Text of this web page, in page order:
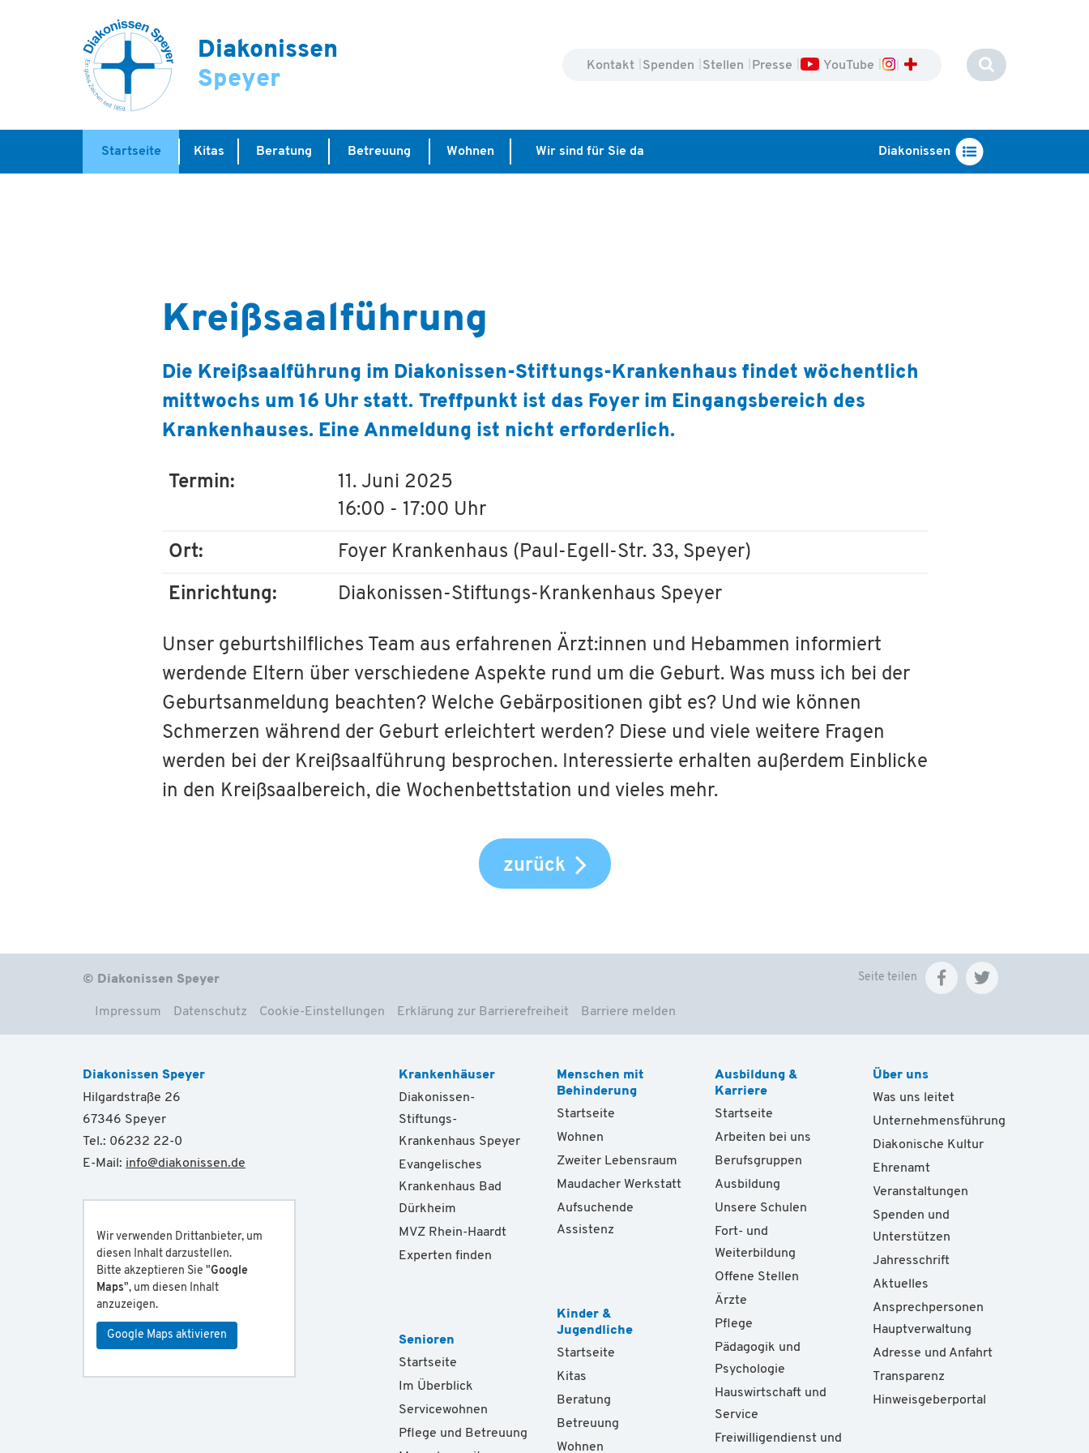
Diakonissen
Speyer
Kontakt Spenden Stellen Presse YouTube
Startseite Kitas Beratung Betreuung Wohnen Wir sind für Sie da Diakonissen
Die Kreißsaalführung im Diakonissen-Stiftungs-Krankenhaus findet wöchentlich
mittwochs um 16 Uhr statt. Treffpunkt ist das Foyer im Eingangsbereich des
Krankenhauses. Eine Anmeldung ist nicht erforderlich.
Termin:
11. Juni 2025
16:00 - 17:00 Uhr
Ort: Foyer Krankenhaus (Paul-Egell-Str. 33, Speyer)
Einrichtung: Diakonissen-Stiftungs-Krankenhaus Speyer
Unser geburtshilfliches Team aus erfahrenen Ärzt:innen und Hebammen informiert
werdende Eltern über verschiedene Aspekte rund um die Geburt. Was muss ich bei der
Geburtsanmeldung beachten? Welche Gebärpositionen gibt es? Und wie können
Schmerzen während der Geburt erleichtert werden? Diese und viele weitere Fragen
werden bei der Kreißsaalführung besprochen. Interessierte erhalten außerdem Einblicke
in den Kreißsaalbereich, die Wochenbettstation und vieles mehr.
zurück
© Diakonissen Speyer
Impressum Datenschutz Cookie-Einstellungen Erklärung zur Barrierefreiheit Barriere melden
Seite teilen
Diakonissen Speyer
Hilgardstraße 26
67346 Speyer
Tel.: 06232 22-0
E-Mail: info@diakonissen.de
Wir verwenden Drittanbieter, um
diesen Inhalt darzustellen.
Bitte akzeptieren Sie "Google
Maps", um diesen Inhalt
anzuzeigen.
Google Maps aktivieren
Krankenhäuser
Diakonissen-
Stiftungs-
Krankenhaus Speyer
Evangelisches
Krankenhaus Bad
Dürkheim
MVZ Rhein-Haardt
Experten finden
Senioren
Startseite
Im Überblick
Servicewohnen
Pflege und Betreuung
Menschen mit
Behinderung
Startseite
Wohnen
Zweiter Lebensraum
Maudacher Werkstatt
Aufsuchende
Assistenz
Kinder &
Jugendliche
Startseite
Kitas
Beratung
Betreuung
Wohnen
Ausbildung &
Karriere
Startseite
Arbeiten bei uns
Berufsgruppen
Ausbildung
Unsere Schulen
Fort- und
Weiterbildung
Offene Stellen
Ärzte
Pflege
Pädagogik und
Psychologie
Hauswirtschaft und
Service
Freiwilligendienst und
Über uns
Was uns leitet
Unternehmensführung
Diakonische Kultur
Ehrenamt
Veranstaltungen
Spenden und
Unterstützen
Jahresschrift
Aktuelles
Ansprechpersonen
Hauptverwaltung
Adresse und Anfahrt
Transparenz
Hinweisgeberportal